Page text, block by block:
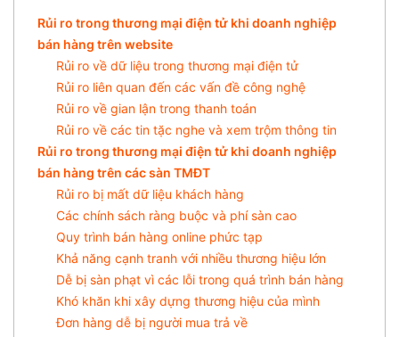
Rủi ro trong thương mại điện tử khi doanh nghiệp
bán hàng trên website
Rủi ro về dữ liệu trong thương mại điện tử
Rủi ro liên quan đến các vấn đề công nghệ
Rủi ro về gian lận trong thanh toán
Rủi ro về các tin tặc nghe và xem trộm thông tin
Rủi ro trong thương mại điện tử khi doanh nghiệp
bán hàng trên các sàn TMĐT
Rủi ro bị mất dữ liệu khách hàng
Các chính sách ràng buộc và phí sàn cao
Quy trình bán hàng online phức tạp
Khả năng cạnh tranh với nhiều thương hiệu lớn
Dễ bị sàn phạt vì các lỗi trong quá trình bán hàng
Khó khăn khi xây dựng thương hiệu của mình
Đơn hàng dễ bị người mua trả về